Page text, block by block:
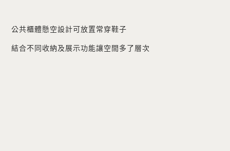
公共櫃體懸空設計可放置常穿鞋子
結合不同收納及展示功能讓空間多了層次